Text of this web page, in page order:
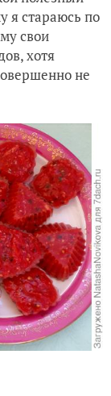
я стараюсь по
свои
хотя
не